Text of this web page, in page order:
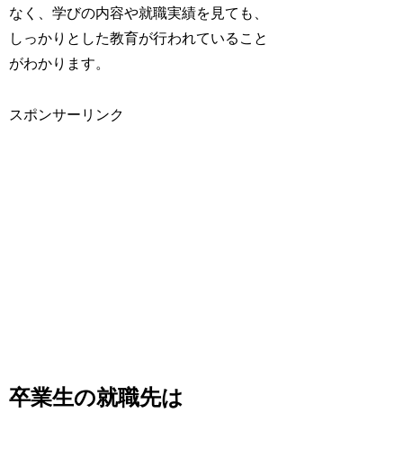
なく、学びの内容や就職実績を見ても、
しっかりとした教育が行われていること
がわかります。
スポンサーリンク
卒業生の就職先は